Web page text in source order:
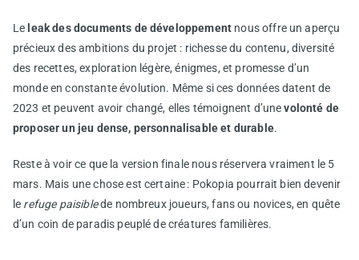
Le leak des documents de développement nous offre un aperçu
précieux des ambitions du projet : richesse du contenu, diversité
des recettes, exploration légère, énigmes, et promesse d’un
monde en constante évolution. Même si ces données datent de
2023 et peuvent avoir changé, elles témoignent d’unevolonté de
proposer un jeu dense, personnalisable et durable.
Reste à voir ce que la version finale nous réservera vraiment le 5
mars. Mais une chose est certaine : Pokopia pourrait bien devenir
le refuge paisiblede nombreux joueurs, fans ou novices, en quête
d’un coin de paradis peuplé de créatures familières.